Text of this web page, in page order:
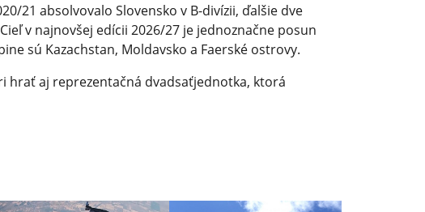
21 absolvovalo Slovensko v B-divízii, ďalšie dve
v najnovšej edícii 2026/27 je jednoznačne posun
sú Kazachstan, Moldavsko a Faerské ostrovy.
hrať aj reprezentačná dvadsaťjednotka, ktorá